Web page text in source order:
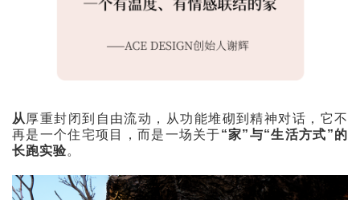
从 厚重封闭到自由流动，从功能堆砌到精神对话，它不
再是一个住宅项目，而是一场关于“家”与“生活方式”的
长跑实验。